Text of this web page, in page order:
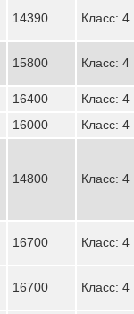
14390 Класс: 4
15800 Класс: 4
16400
Класс: 4
16000 Класс: 4
14800 Класс: 4
16700 Класс: 4
16700 Класс: 4